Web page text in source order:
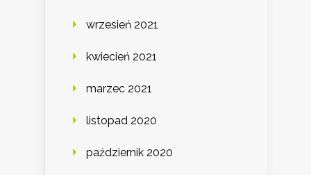
wrzesień 2021
kwiecień 2021
marzec 2021
listopad 2020
październik 2020